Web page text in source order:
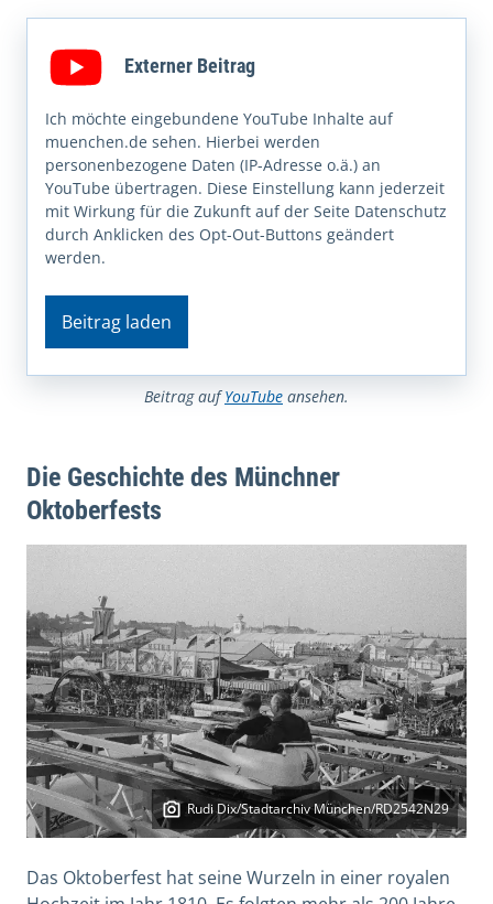
Externer Beitrag
Ich möchte eingebundene YouTube Inhalte auf
muenchen.de sehen. Hierbei werden
personenbezogene Daten (IP-Adresse o.ä.) an
YouTube übertragen. Diese Einstellung kann jederzeit
mit Wirkung für die Zukunft auf der Seite Datenschutz
durch Anklicken des Opt-Out-Buttons geändert
werden.
Beitrag laden
Beitrag aufYouTube ansehen.
Die Geschichte des Münchner
Oktoberfests
Rudi Dix/Stadtarchiv München/RD2542N29
Das Oktoberfest hat seine Wurzeln in einer royalen